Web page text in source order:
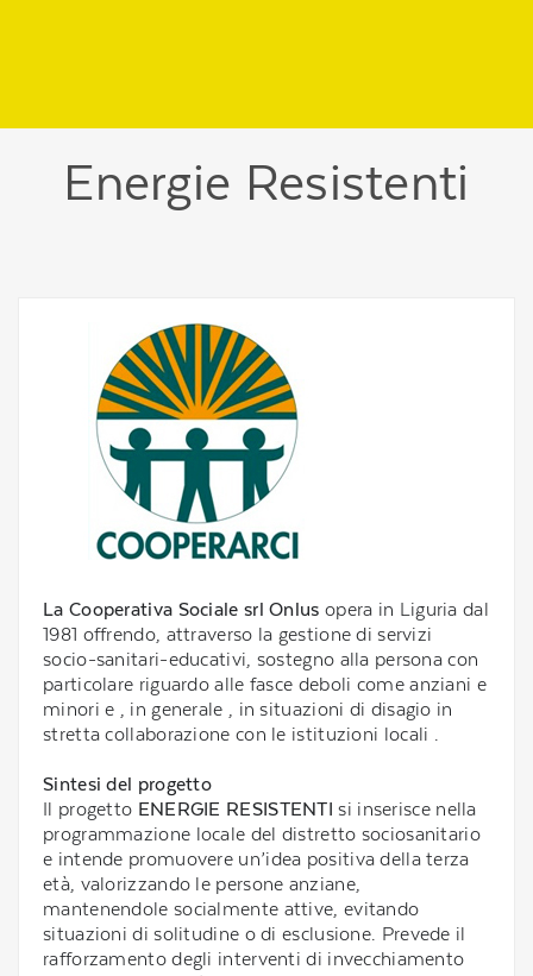
Energie Resistenti
La Cooperativa Sociale srl Onlus opera in Liguria dal
1981 offrendo, attraverso la gestione di servizi
socio-sanitari-educativi, sostegno alla persona con
particolare riguardo alle fasce deboli come anziani e
minori e , in generale , in situazioni di disagio in
stretta collaborazione con le istituzioni locali .
Sintesi del progetto
Il progetto ENERGIE RESISTENTIsi inserisce nella
programmazione locale del distretto sociosanitario
e intende promuovere un’idea positiva della terza
età, valorizzando le persone anziane,
mantenendole socialmente attive, evitando
situazioni di solitudine o di esclusione. Prevede il
rafforzamento degli interventi di invecchiamento